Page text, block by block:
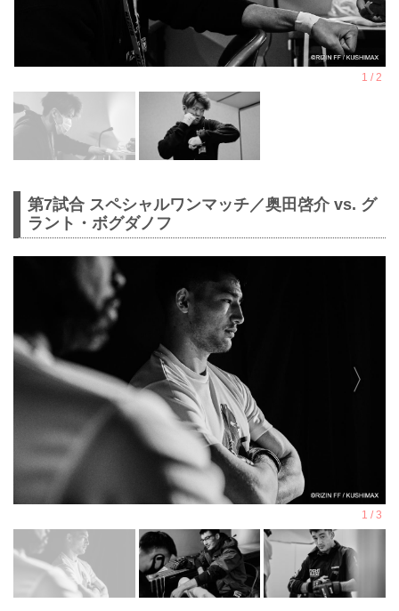
第7試合 スペシャルワンマッチ／奥田啓介 vs. グ
ラント・ボグダノフ